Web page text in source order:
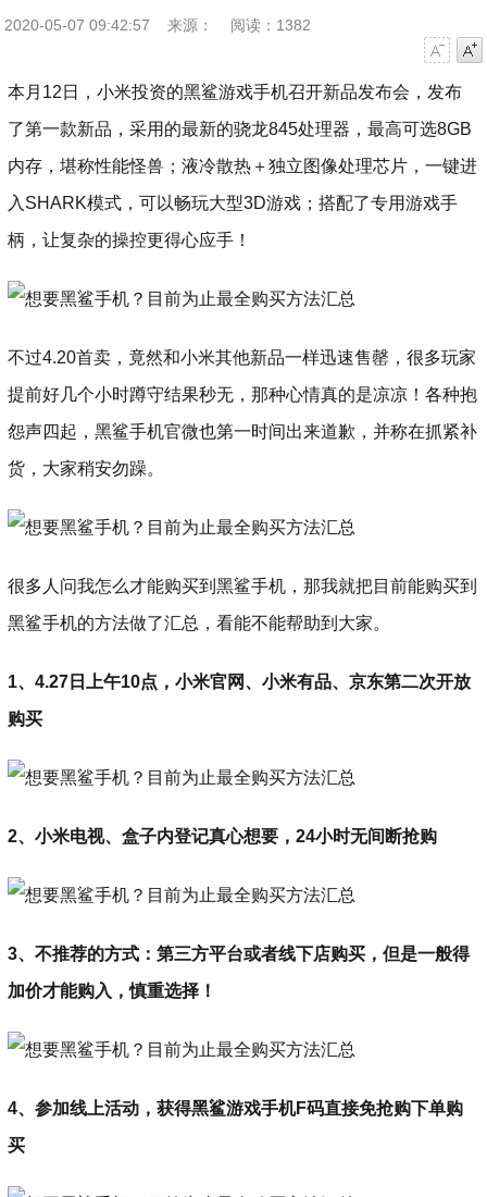
2020-05-07 09:42:57 来源：
阅读：1382
本月12日，小米投资的黑鲨游戏手机召开新品发布会，发布
了第一款新品，采用的最新的骁龙845处理器，最高可选8GB
内存，堪称性能怪兽；液冷散热＋独立图像处理芯片，一键进
入SHARK模式，可以畅玩大型3D游戏；搭配了专用游戏手
柄，让复杂的操控更得心应手！
不过4.20首卖，竟然和小米其他新品一样迅速售罄，很多玩家
提前好几个小时蹲守结果秒无，那种心情真的是凉凉！各种抱
怨声四起，黑鲨手机官微也第一时间出来道歉，并称在抓紧补
货，大家稍安勿躁。
很多人问我怎么才能购买到黑鲨手机，那我就把目前能购买到
黑鲨手机的方法做了汇总，看能不能帮助到大家。
1、4.27日上午10点，小米官网、小米有品、京东第二次开放
购买
2、小米电视、盒子内登记真心想要，24小时无间断抢购
3、不推荐的方式：第三方平台或者线下店购买，但是一般得
加价才能购入，慎重选择！
4、参加线上活动，获得黑鲨游戏手机F码直接免抢购下单购
买